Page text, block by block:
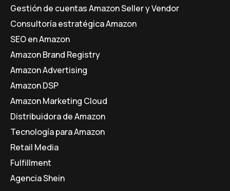
Gestión de cuentas Amazon Seller y Vendor
Consultoría estratégica Amazon
SEO en Amazon
Amazon Brand Registry
Amazon Advertising
Amazon DSP
Amazon Marketing Cloud
Distribuidora de Amazon
Tecnología para Amazon
Retail Media
Fulfillment
Agencia Shein